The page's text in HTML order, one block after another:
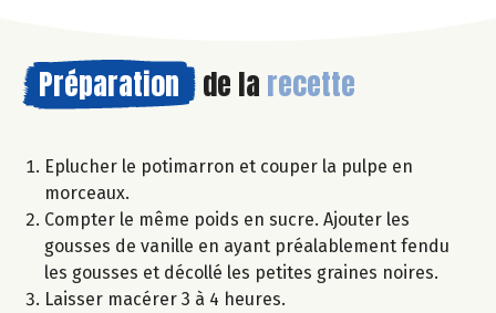
Préparation de la recette
Eplucher le potimarron et couper la pulpe en
morceaux.
Compter le même poids en sucre. Ajouter les
gousses de vanille en ayant préalablement fendu
les gousses et décollé les petites graines noires.
Laisser macérer 3 à 4 heures.